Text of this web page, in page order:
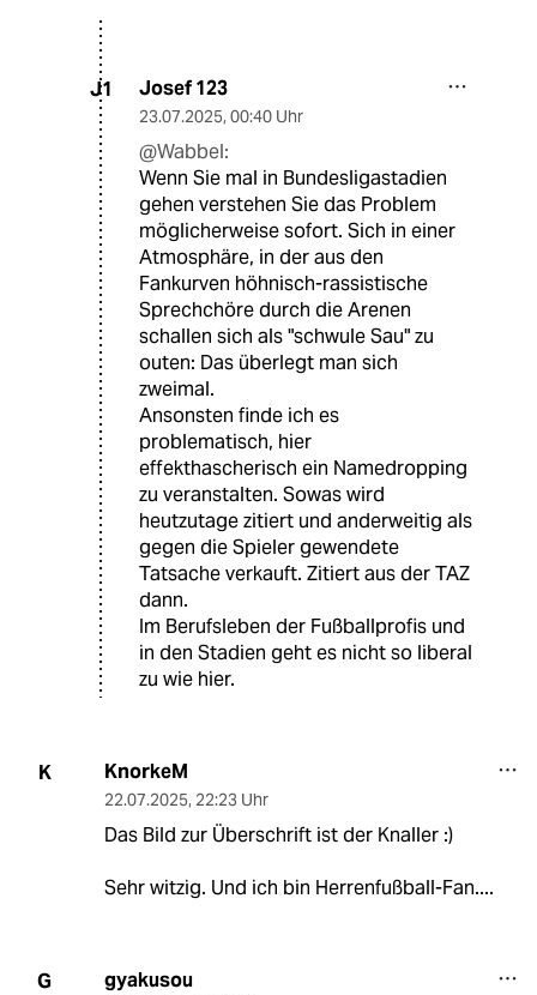
J1 Josef 123
23.07.2025, 00:40 Uhr
@Wabbel:
Wenn Sie mal in Bundesligastadien
gehen verstehen Sie das Problem
möglicherweise sofort. Sich in einer
Atmosphäre, in der aus den
Fankurven höhnisch-rassistische
Sprechchöre durch die Arenen
schallen sich als "schwule Sau" zu
outen: Das überlegt man sich
zweimal.
Ansonsten finde ich es
problematisch, hier
effekthascherisch ein Namedropping
zu veranstalten. Sowas wird
heutzutage zitiert und anderweitig als
gegen die Spieler gewendete
Tatsache verkauft. Zitiert aus der TAZ
dann.
Im Berufsleben der Fußballprofis und
in den Stadien geht es nicht so liberal
zu wie hier.
K KnorkeM
22.07.2025, 22:23 Uhr
Das Bild zur Überschrift ist der Knaller :)
Sehr witzig. Und ich bin Herrenfußball-Fan....
G gyakusou